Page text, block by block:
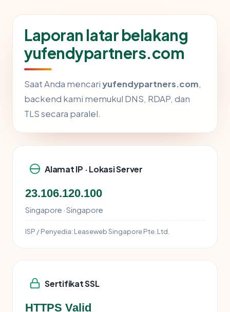
Laporan latar belakang
yufendypartners.com
Saat Anda mencariyufendypartners.com,
backend kami memukul DNS, RDAP, dan
TLS secara paralel.
Alamat IP · Lokasi Server
23.106.120.100
Singapore · Singapore
ISP / Penyedia: Leaseweb Singapore Pte. Ltd.
Sertifikat SSL
HTTPS Valid